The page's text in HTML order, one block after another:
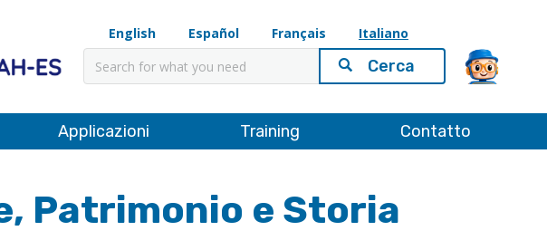
English Español Français
Italiano
Cerca
Applicazioni Training Contatto
Patrimonio e Storia